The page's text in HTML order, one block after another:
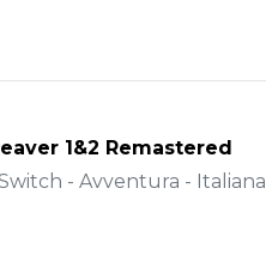
1&2 Remastered
- Avventura - Italiana